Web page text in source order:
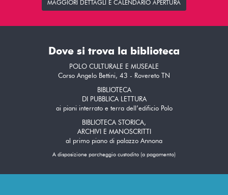
MAGGIORI DETTAGLI E CALENDARIO APERTURA
Dove si trova la biblioteca
POLO CULTURALE E MUSEALE
Corso Angelo Bettini, 43 - Rovereto TN
BIBLIOTECA
DI PUBBLICA LETTURA
ai piani interrato e terra dell’edificio Polo
BIBLIOTECA STORICA,
ARCHIVI E MANOSCRITTI
al primo piano di palazzo Annona
A disposizione parcheggio custodito (a pagamento)